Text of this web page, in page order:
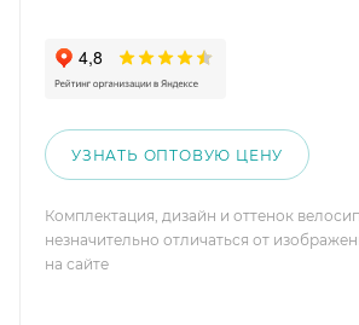
УЗНАТЬ ОПТОВУЮ ЦЕНУ
Комплектация, дизайн и оттенок
незначительно отличаться от
на сайте